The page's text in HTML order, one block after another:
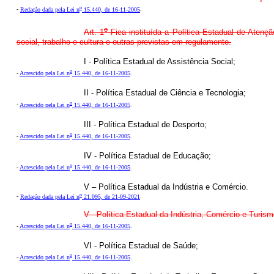
- Redação dada pela Lei no 15.440, de 16-11-2005.
Art. 1oFica instituída a Política Estadual de
social, trabalho e cultura e outras previstas em regulamento.
I - Política Estadual de Assistência Social;
-Acrescido pela Lei no 15.440, de 16-11-2005.
II - Política Estadual de Ciência e Tecnologia;
- Acrescido pela Lei no 15.440, de 16-11-2005.
III - Política Estadual de Desporto;
- Acrescido pela Lei no 15.440, de 16-11-2005
IV - Política Estadual de Educação;
-Acrescido pela Lei no 15.440, de 16-11-2005.
V – Política Estadual da Indústria e Comércio.
- Redação dada pela Lei no 21.095, de 21-09-2021.
V - Política Estadual da Indústria, Comércio e
- Acrescido pela Lei no 15.440, de 16-11-2005
VI - Política Estadual de Saúde;
-Acrescido pela Lei no 15.440, de 16-11-2005.